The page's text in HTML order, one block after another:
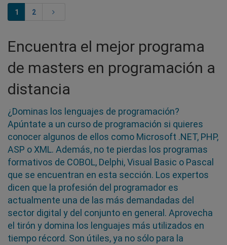
1 2
Encuentra el mejor programa
de masters en programación a
distancia
¿Dominas los lenguajes de programación?
Apúntate a un curso de programación si quieres
conocer algunos de ellos como Microsoft .NET, PHP,
ASP o XML. Además, no te pierdas los programas
formativos de COBOL, Delphi, Visual Basic o Pascal
que se encuentran en esta sección. Los expertos
dicen que la profesión del programador es
actualmente una de las más demandadas del
sector digital y del conjunto en general. Aprovecha
el tirón y domina los lenguajes más utilizados en
tiempo récord. Son útiles, ya no sólo para la